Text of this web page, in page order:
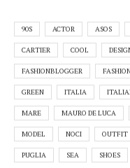
90S ACTOR ASOS
CARTIER COOL
FASHIONBLOGGER
GREEN ITALIA
MARE MAURO DE LUCA
MODEL NOCI OUTFIT
PUGLIA SEA SHOES